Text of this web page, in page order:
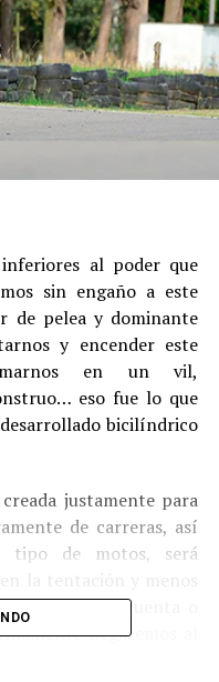
al poder que
sin engaño a este
de pelea y dominante
y encender este
en un vil,
eso fue lo que
bicilíndrico
justamente para
de carreras, así
tipo de motos, será
a ir a un cincuenta o
llegaremos al